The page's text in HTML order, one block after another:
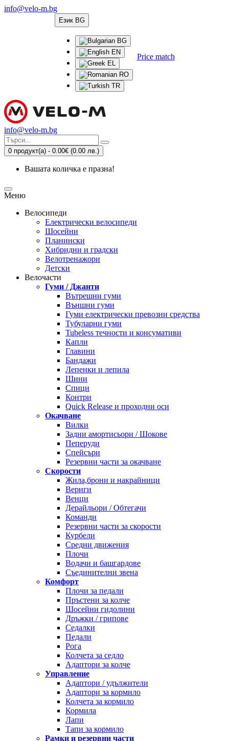
info@velo-m.bg
Език BG
BG
EN
EL
RO
TR
Price match
info@velo-m.bg
0 продукт(а) - 0.00€ (0.00 лв.)
Вашата количка е празна!
Меню
Велосипеди
Електрически велосипеди
Шосейни
Планински
Хибридни и градски
Велотренажори
Детски
Велочасти
Гуми / Джанти
Вътрешни гуми
Външни гуми
Гуми електрически превозни средства
Тубуларни гуми
Tubeless течности и консумативи
Капли
Главини
Бандажи
Лепенки и лепила
Шини
Спици
Контри
Quick Release и проходни оси
Окачване
Вилки
Задни амортисьори / Шокове
Пеперуди
Спейсъри
Резервни части за окачване
Скорости
Жила,брони и накрайници
Вериги
Венци
Дерайльори / Обтегачи
Команди
Резервни части за скорости
Курбели
Средни движения
Плочи
Водачи и башгардове
Съединителни звена
Комфорт
Плочи за педали
Пръстени за колче
Шосейни гидолини
Дръжки / грипове
Седалки
Педали
Рога
Колчета за седло
Адаптори за колче
Управление
Адаптори / удължители
Адаптори за кормило
Колчета за кормило
Кормила
Лапи
Тапи за кормило
Рамки и резервни части